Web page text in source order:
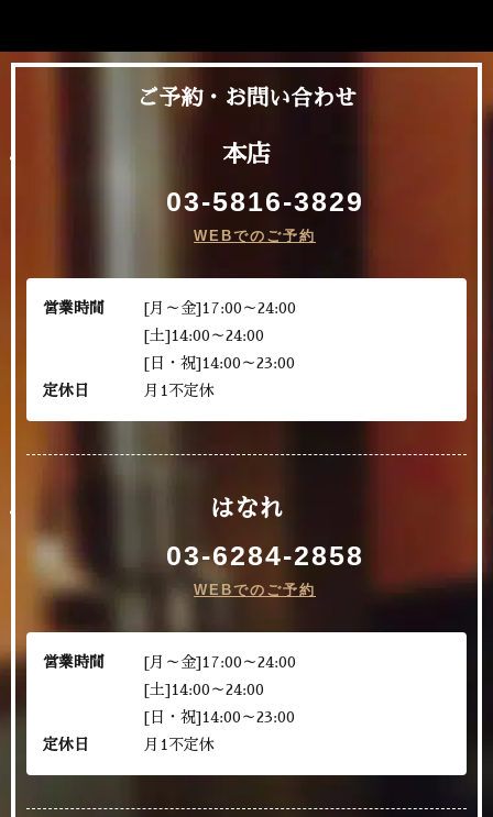
ご予約・お問い合わせ
本店
03-5816-3829
WEBでのご予約
営業時間
[月～金]17:00～24:00
[土]14:00～24:00
[日・祝]14:00～23:00
定休日
月1不定休
はなれ
03-6284-2858
WEBでのご予約
営業時間
[月～金]17:00～24:00
[土]14:00～24:00
[日・祝]14:00～23:00
定休日
月1不定休